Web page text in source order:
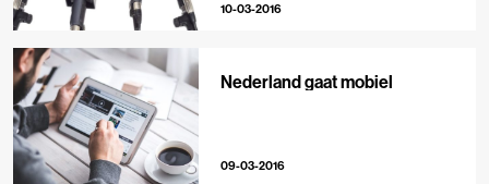
10-03-2016
Nederland gaat mobiel
09-03-2016